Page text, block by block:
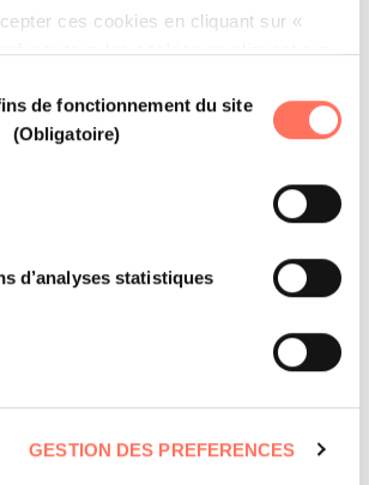
ces cookies en cliquant sur «
tous les cookies en cliquant sur
préférences.
de fonctionnement du site
(Obligatoire)
d’analyses statistiques
GESTION DES PREFERENCES
FOR DRIVER/GUIDE